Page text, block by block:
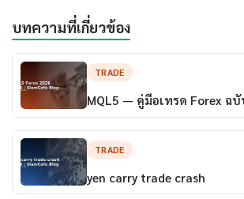
บทความที่เกี่ยวข้อง
TRADE
MQL5 — คู่มือเทรด Forex ฉ
TRADE
yen carry trade crash